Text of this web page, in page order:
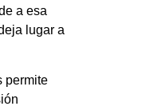
a esa
lugar a
permite